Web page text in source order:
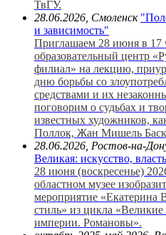
ТвГУ.
28.06.2026, Смоленск
и зависимость"
Приглашаем 28 июня в
образовательный центр
филиал» на лекцию,
дню борьбы со
средствами и их
поговорим о судьбах и
известных художников,
Поллок, Жан Мишель
28.06.2026, Ростов-на-
Великая: искусство,
28 июня (воскресенье)
областном музее
мероприятие «Екатерина
стиль» из цикла
империи. Романовы».